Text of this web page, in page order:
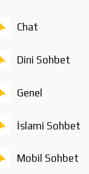
Chat
Dini Sohbet
Genel
İslami Sohbet
Mobil Sohbet